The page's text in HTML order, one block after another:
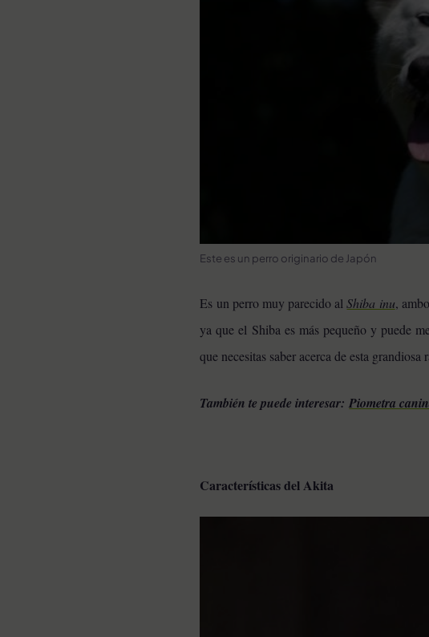
Este es un perro originario de Japón
Es un perro muy parecido alShiba inu,
ya que el Shiba es más pequeño y puede
que necesitas saber acerca de esta grandiosa
También te puede interesar:Piometra
Características del Akita